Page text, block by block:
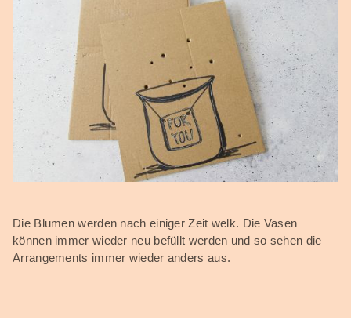
Die Blumen werden nach einiger Zeit welk. Die Vasen
können immer wieder neu befüllt werden und so sehen die
Arrangements immer wieder anders aus.